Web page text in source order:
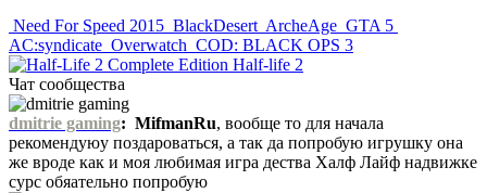
Need For Speed 2015 BlackDesert ArcheAge GTA 5
AC:syndicate Overwatch COD: BLACK OPS 3
Half-life 2
Чат сообщества
dmitrie gaming: MifmanRu, вообще то для начала
рекомендуюу поздароваться, а так да попробую игрушку она
же вроде как и моя любимая игра дества Халф Лайф надвижке
сурс обяательно попробую